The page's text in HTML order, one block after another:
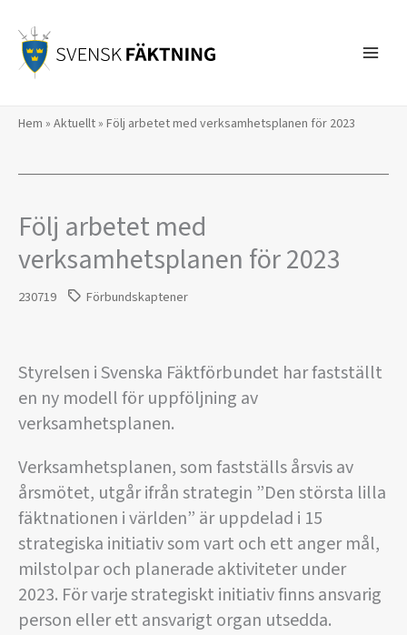
innehåll
Hem » Aktuellt» Följ arbetet med verksamhetsplanen för 2023
Följ arbetet med
verksamhetsplanen för 2023
230719 Förbundskaptener
Styrelsen i Svenska Fäktförbundet har fastställt
en ny modell för uppföljning av
verksamhetsplanen.
Verksamhetsplanen, som fastställs årsvis av
årsmötet, utgår ifrån strategin ”Den största lilla
fäktnationen i världen” är uppdelad i 15
strategiska initiativ som vart och ett anger mål,
milstolpar och planerade aktiviteter under
2023. För varje strategiskt initiativ finns ansvarig
person eller ett ansvarigt organ utsedda.